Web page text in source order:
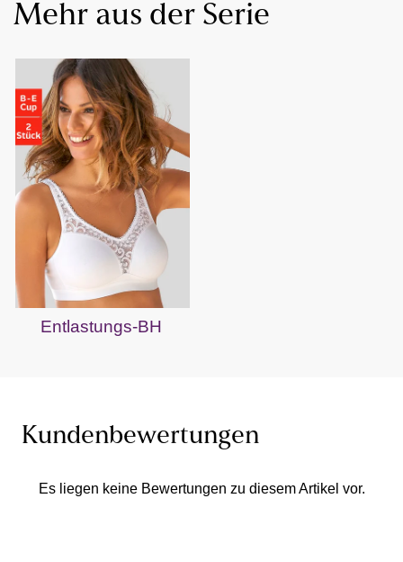
Mehr aus der Serie
Entlastungs-BH
Kundenbewertungen
Es liegen keine Bewertungen zu diesem Artikel vor.